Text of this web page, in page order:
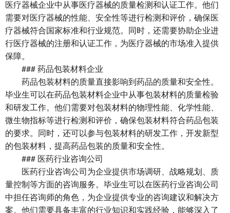
医疗器械企业中从事医疗器械的质量检测和认证工作。他们
需要对医疗器械的性能、安全性等进行检测和评价，确保医
疗器械符合国家标准和行业规范。同时，还需要协助企业进
行医疗器械的注册和认证工作，为医疗器械的市场准入提供
保障。
### 药品包装材料企业
药品包装材料的质量直接影响到药品的质量和安全性。
毕业生可以在药品包装材料企业中从事包装材料的质量检验
和研发工作。他们需要对包装材料的物理性能、化学性能、
微生物指标等进行检测和评价，确保包装材料符合药品包装
的要求。同时，还可以参与包装材料的研发工作，开发新型
的包装材料，提高药品包装的质量和安全性。
### 医药行业咨询公司
医药行业咨询公司为企业提供市场调研、战略规划、质
量控制等方面的咨询服务。毕业生可以在医药行业咨询公司
中担任咨询师的角色，为企业提供专业的咨询建议和解决方
案。他们需要具备丰富的行业知识和实践经验，能够深入了